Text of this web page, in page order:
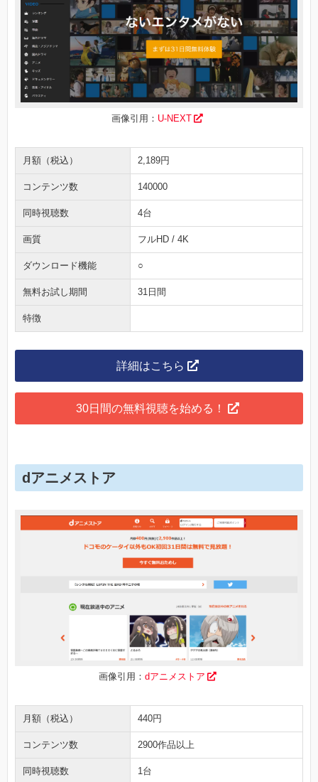
画像引用： U-NEXT
月額（税込） 2,189円
コンテンツ数 140000
同時視聴数 4台
画質 フルHD / 4K
ダウンロード機能 ○
無料お試し期間 31日間
特徴
詳細はこちら
30日間の無料視聴を始める！
dアニメストア
画像引用： dアニメストア
月額（税込） 440円
コンテンツ数 2900作品以上
同時視聴数 1台